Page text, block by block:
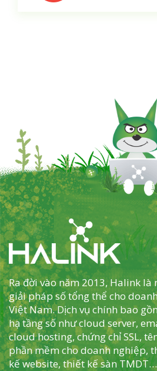
Ra đời vào năm 2013, Halink là
giải pháp số tổng thể cho
Việt Nam. Dịch vụ chính bao
hạ tầng số như cloud server,
cloud hosting, chứng chỉ SSL,
phần mềm cho doanh nghiệp,
kế website, thiết kế sàn TMDT…